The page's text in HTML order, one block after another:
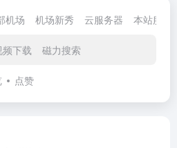
机场 机场新秀 云服务器 本站服务
频下载 磁力搜索
点赞